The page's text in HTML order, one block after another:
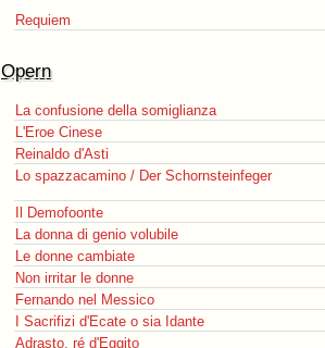
Requiem
Opern
La confusione della somiglianza
L'Eroe Cinese
Reinaldo d'Asti
Lo spazzacamino / Der Schornsteinfeger
Il Demofoonte
La donna di genio volubile
Le donne cambiate
Non irritar le donne
Fernando nel Messico
I Sacrifizi d'Ecate o sia Idante
Adrasto, ré d'Eggito